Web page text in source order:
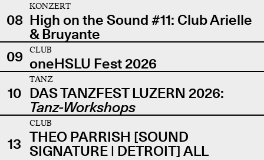
08
KONZERT
High on the Sound #11: Club Arielle
& Bruyante
09
CLUB
oneHSLU Fest 2026
10
TANZ
DAS TANZFEST LUZERN 2026:
Tanz-Workshops
13
CLUB
THEO PARRISH [SOUND
SIGNATURE | DETROIT] ALL